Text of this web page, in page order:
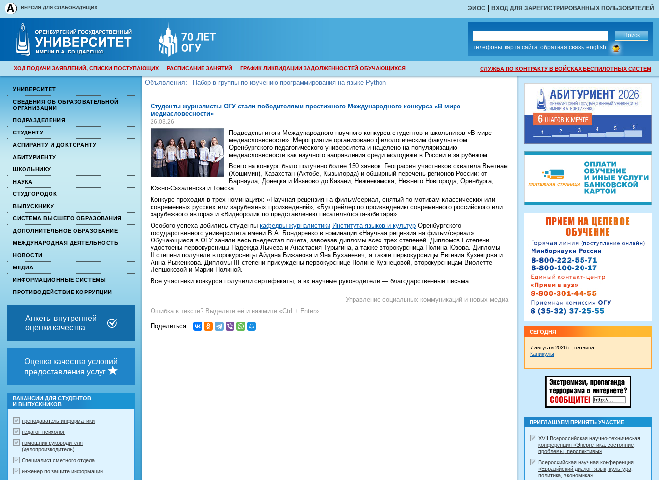
ЭИОС | ВХОД ДЛЯ ЗАРЕГИСТРИРОВАННЫХ ПОЛЬЗОВАТЕЛЕЙ
ВЕРСИЯ ДЛЯ СЛАБОВИДЯЩИХ
телефоны карта сайта обратная связь english
сообщить
об
ошибке
СЛУЖБА ПО КОНТРАКТУ В ВОЙСКАХ БЕСПИЛОТНЫХ СИСТЕМ
ХОД ПОДАЧИ ЗАЯВЛЕНИЙ, СПИСКИ ПОСТУПАЮЩИХ РАСПИСАНИЕ ЗАНЯТИЙ ГРАФИК ЛИКВИДАЦИИ ЗАДОЛЖЕННОСТЕЙ ОБУЧАЮЩИХСЯ
УНИВЕРСИТЕТ
СВЕДЕНИЯ ОБ ОБРАЗОВАТЕЛЬНОЙ
ОРГАНИЗАЦИИ
ПОДРАЗДЕЛЕНИЯ
СТУДЕНТУ
АСПИРАНТУ И ДОКТОРАНТУ
АБИТУРИЕНТУ
ШКОЛЬНИКУ
НАУКА
СТУДГОРОДОК
ВЫПУСКНИКУ
СИСТЕМА ВЫСШЕГО ОБРАЗОВАНИЯ
ДОПОЛНИТЕЛЬНОЕ ОБРАЗОВАНИЕ
МЕЖДУНАРОДНАЯ ДЕЯТЕЛЬНОСТЬ
НОВОСТИ
МЕДИА
ИНФОРМАЦИОННЫЕ СИСТЕМЫ
ПРОТИВОДЕЙСТВИЕ КОРРУПЦИИ
Анкеты внутренней
оценки качества
Оценка качества условий
предоставления услуг
ВАКАНСИИ ДЛЯ СТУДЕНТОВ
И ВЫПУСКНИКОВ
преподаватель информатики
педагог-психолог
помощник руководителя
(делопроизводитель)
Специалист сметного отдела
инженер по защите информации
Объявления:
Набор в группы по изучению программирования на языке Python
Студенты-журналисты ОГУ стали победителями престижного Международного конкурса «В мире
медиасловесности»
26.03.26
Подведены итоги Международного научного конкурса студентов и школьников «В мире
медиасловесности». Мероприятие организовано филологическим факультетом
Оренбургского педагогического университета и нацелено на популяризацию
медиасловесности как научного направления среди молодежи в России и за рубежом.
Всего на конкурс было получено более 150 заявок. География участников охватила Вьетнам
(Хошимин), Казахстан (Актобе, Кызылорда) и обширный перечень регионов России: от
Барнаула, Донецка и Иваново до Казани, Нижнекамска, Нижнего Новгорода, Оренбурга,
Южно-Сахалинска и Томска.
Конкурс проходил в трех номинациях: «Научная рецензия на фильм/сериал, снятый по мотивам классических или
современных русских или зарубежных произведений», «Буктрейлер по произведению современного российского или
зарубежного автора» и «Видеоролик по представлению писателя/поэта-юбиляра».
Особого успеха добились студенты кафедры журналистики Института языков и культур Оренбургского
государственного университета имени В.А. Бондаренко в номинации «Научная рецензия на фильм/сериал».
Обучающиеся в ОГУ заняли весь пьедестал почета, завоевав дипломы всех трех степеней. Дипломов I степени
удостоены первокурсницы Надежда Лычева и Анастасия Турыгина, а также второкурсница Полина Юзова. Дипломы
II степени получили второкурсницы Айдана Бижанова и Яна Буханевич, а также первокурсницы Евгения Кузнецова и
Анна Рыженкова. Дипломы III степени присуждены первокурснице Полине Кузнецовой, второкурсницам Виолетте
Лепшоковой и Марии Полиной.
Все участники конкурса получили сертификаты, а их научные руководители — благодарственные письма.
Управление социальных коммуникаций и новых медиа
Ошибка в тексте? Выделите её и нажмите «Ctrl + Enter».
Поделиться:
СЕГОДНЯ
7 августа 2026 г., пятница
Каникулы
ПРИГЛАШАЕМ ПРИНЯТЬ УЧАСТИЕ
XVII Всероссийская научно-техническая
конференция «Энергетика: состояние,
проблемы, перспективы»
Всероссийская научная конференция
«Евразийский диалог: язык, культура,
политика, экономика»